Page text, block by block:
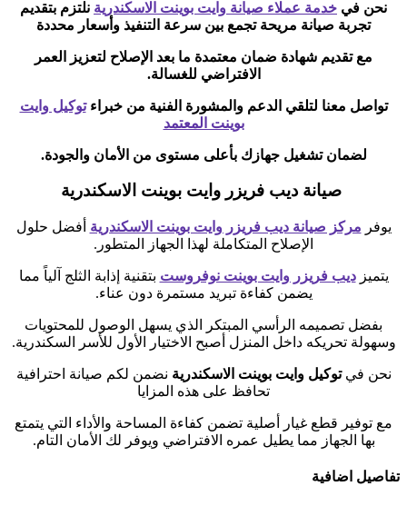
نحن في خدمة عملاء صيانة وايت بوينت الاسكندرية نلتزم بتقديم
تجربة صيانة مريحة تجمع بين سرعة التنفيذ وأسعار محددة
مع تقديم شهادة ضمان معتمدة ما بعد الإصلاح لتعزيز العمر
الافتراضي للغسالة.
تواصل معنا لتلقي الدعم والمشورة الفنية من خبراءتوكيل وايت
بوينت المعتمد
لضمان تشغيل جهازك بأعلى مستوى من الأمان والجودة.
صيانة ديب فريزر وايت بوينت الاسكندرية
يوفر مركز صيانة ديب فريزر وايت بوينت الاسكندرية أفضل حلول
الإصلاح المتكاملة لهذا الجهاز المتطور.
يتميزديب فريزر وايت بوينت نوفروست بتقنية إذابة الثلج آلياً مما
يضمن كفاءة تبريد مستمرة دون عناء.
بفضل تصميمه الرأسي المبتكر الذي يسهل الوصول للمحتويات
وسهولة تحريكه داخل المنزل أصبح الاختيار الأول للأسر السكندرية.
نحن فيتوكيل وايت بوينت الاسكندرية نضمن لكم صيانة احترافية
تحافظ على هذه المزايا
مع توفير قطع غيار أصلية تضمن كفاءة المساحة والأداء التي يتمتع
بها الجهاز مما يطيل عمره الافتراضي ويوفر لك الأمان التام.
تفاصيل اضافية